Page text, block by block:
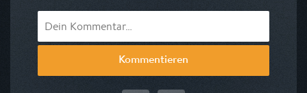
Kommentieren